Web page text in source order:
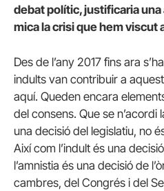
debat polític, justificaria
mica la crisi que hem viscut
Des de l’any 2017 fins ara
indults van contribuir a
aquí. Queden encara
del consens. Que se n’acordi
una decisió del legislatiu, no
Així com l’indult és una
l’amnistia és una decisió de
cambres, del Congrés i del